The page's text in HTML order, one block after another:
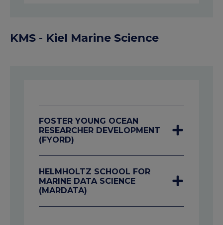
KMS - Kiel Marine Science
FOSTER YOUNG OCEAN
RESEARCHER DEVELOPMENT
(FYORD)
HELMHOLTZ SCHOOL FOR
MARINE DATA SCIENCE
(MARDATA)